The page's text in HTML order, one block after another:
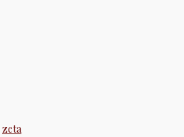
zeta